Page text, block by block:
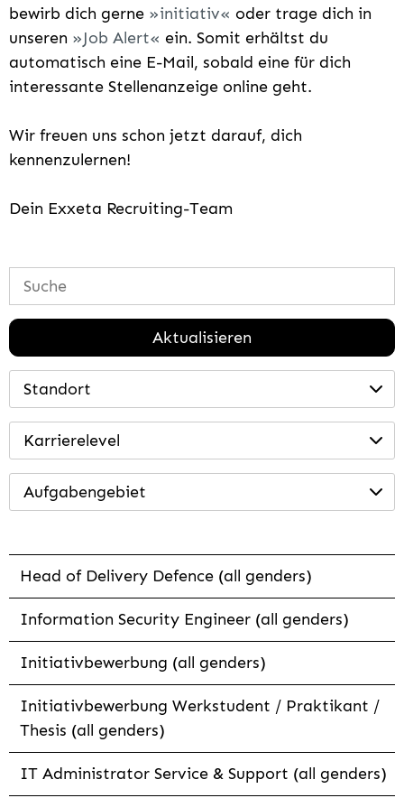
bewirb dich gerne
initiativ
oder trage dich in
unseren
Job Alert
ein. Somit erhältst du
automatisch eine E-Mail, sobald eine für dich
interessante Stellenanzeige online geht.
Wir freuen uns schon jetzt darauf, dich
kennenzulernen!
Dein Exxeta Recruiting-Team
Aktualisieren
Standort
Karrierelevel
Aufgabengebiet
Head of Delivery Defence (all genders)
Information Security Engineer (all genders)
Initiativbewerbung (all genders)
Initiativbewerbung Werkstudent / Praktikant /
Thesis (all genders)
IT Administrator Service & Support (all genders)